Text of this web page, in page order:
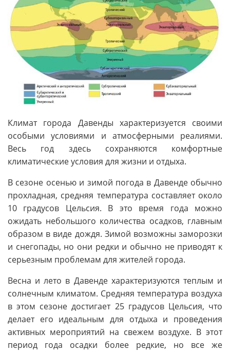
Климат города Давенды характеризуется своими
особыми условиями и атмосферными реалиями.
Весь год здесь сохраняются комфортные
климатические условия для жизни и отдыха.
В сезоне осенью и зимой погода в Давенде обычно
прохладная, средняя температура составляет около
10 градусов Цельсия. В это время года можно
ожидать небольшого количества осадков, главным
образом в виде дождя. Зимой возможны заморозки
и снегопады, но они редки и обычно не приводят к
серьезным проблемам для жителей города.
Весна и лето в Давенде характеризуются теплым и
солнечным климатом. Средняя температура воздуха
в этом сезоне достигает 25 градусов Цельсия, что
делает его идеальным для отдыха и проведения
активных мероприятий на свежем воздухе. В этот
период года осадки более редкие, но все же